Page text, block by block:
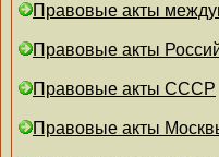
Правовые акты
Правовые акты
Правовые акты СССР
Правовые акты